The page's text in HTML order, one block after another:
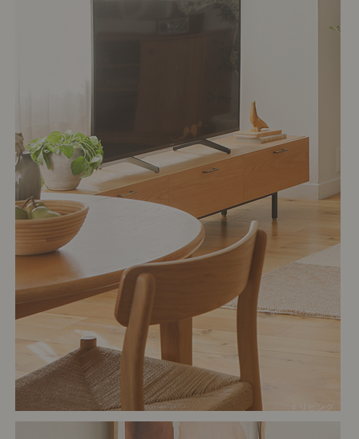
# リビング